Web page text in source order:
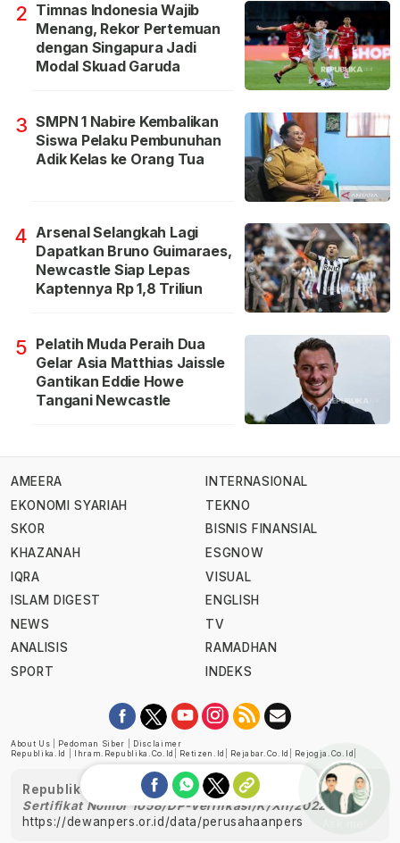
2 Timnas Indonesia Wajib
Menang, Rekor Pertemuan
dengan Singapura Jadi
Modal Skuad Garuda
3 SMPN 1 Nabire Kembalikan
Siswa Pelaku Pembunuhan
Adik Kelas ke Orang Tua
4 Arsenal Selangkah Lagi
Dapatkan Bruno Guimaraes,
Newcastle Siap Lepas
Kaptennya Rp 1,8 Triliun
5 Pelatih Muda Peraih Dua
Gelar Asia Matthias Jaissle
Gantikan Eddie Howe
Tangani Newcastle
AMEERA
EKONOMI SYARIAH
SKOR
KHAZANAH
IQRA
ISLAM DIGEST
NEWS
ANALISIS
SPORT
INTERNASIONAL
TEKNO
BISNIS FINANSIAL
ESGNOW
VISUAL
ENGLISH
TV
RAMADHAN
INDEKS
About Us Pedoman Siber
Disclaimer
Republika.id
Ihram.republika.co.id Retizen.id Rejabar.co.id Rejogja.co.id
Republika telah diverifikasi oleh Dewan Pers
Sertifikat Nomor 1058/DP-Verifikasi/K/XII/2022
https://dewanpers.or.id/data/perusahaanpers